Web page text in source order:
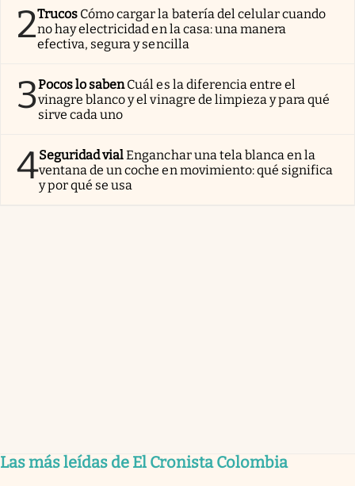
2Trucos Cómo cargar la batería del celular cuando
no hay electricidad en la casa: una manera
efectiva, segura y sencilla
3Pocos lo sabenCuál es la diferencia entre el
vinagre blanco y el vinagre de limpieza y para qué
sirve cada uno
4Seguridad vialEnganchar una tela blanca en la
ventana de un coche en movimiento: qué significa
y por qué se usa
Las más leídas de El Cronista Colombia